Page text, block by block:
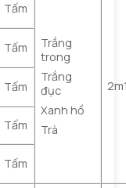
Tấm
Trắng
trong
Trắng
đục
Xanh hồ
Trà
Tấm
Tấm
Tấm
Tấm